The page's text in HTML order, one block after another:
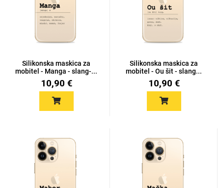
Silikonska maskica za
mobitel - Manga - slang-...
10,90 €
Silikonska maskica za
mobitel - Ou šit - slang...
10,90 €